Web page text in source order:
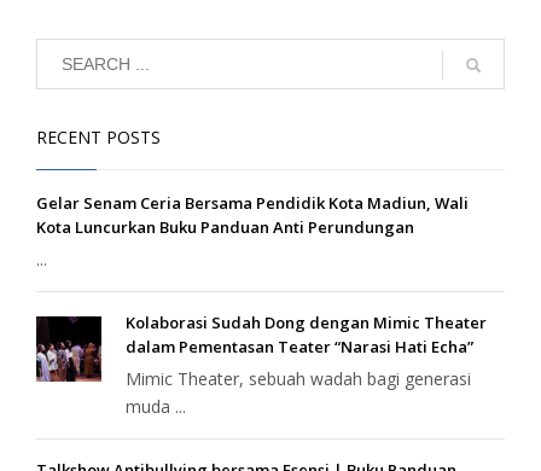
RECENT POSTS
Gelar Senam Ceria Bersama Pendidik Kota Madiun, Wali
Kota Luncurkan Buku Panduan Anti Perundungan
...
Kolaborasi Sudah Dong dengan Mimic Theater
dalam Pementasan Teater “Narasi Hati Echa”
Mimic Theater, sebuah wadah bagi generasi
muda ...